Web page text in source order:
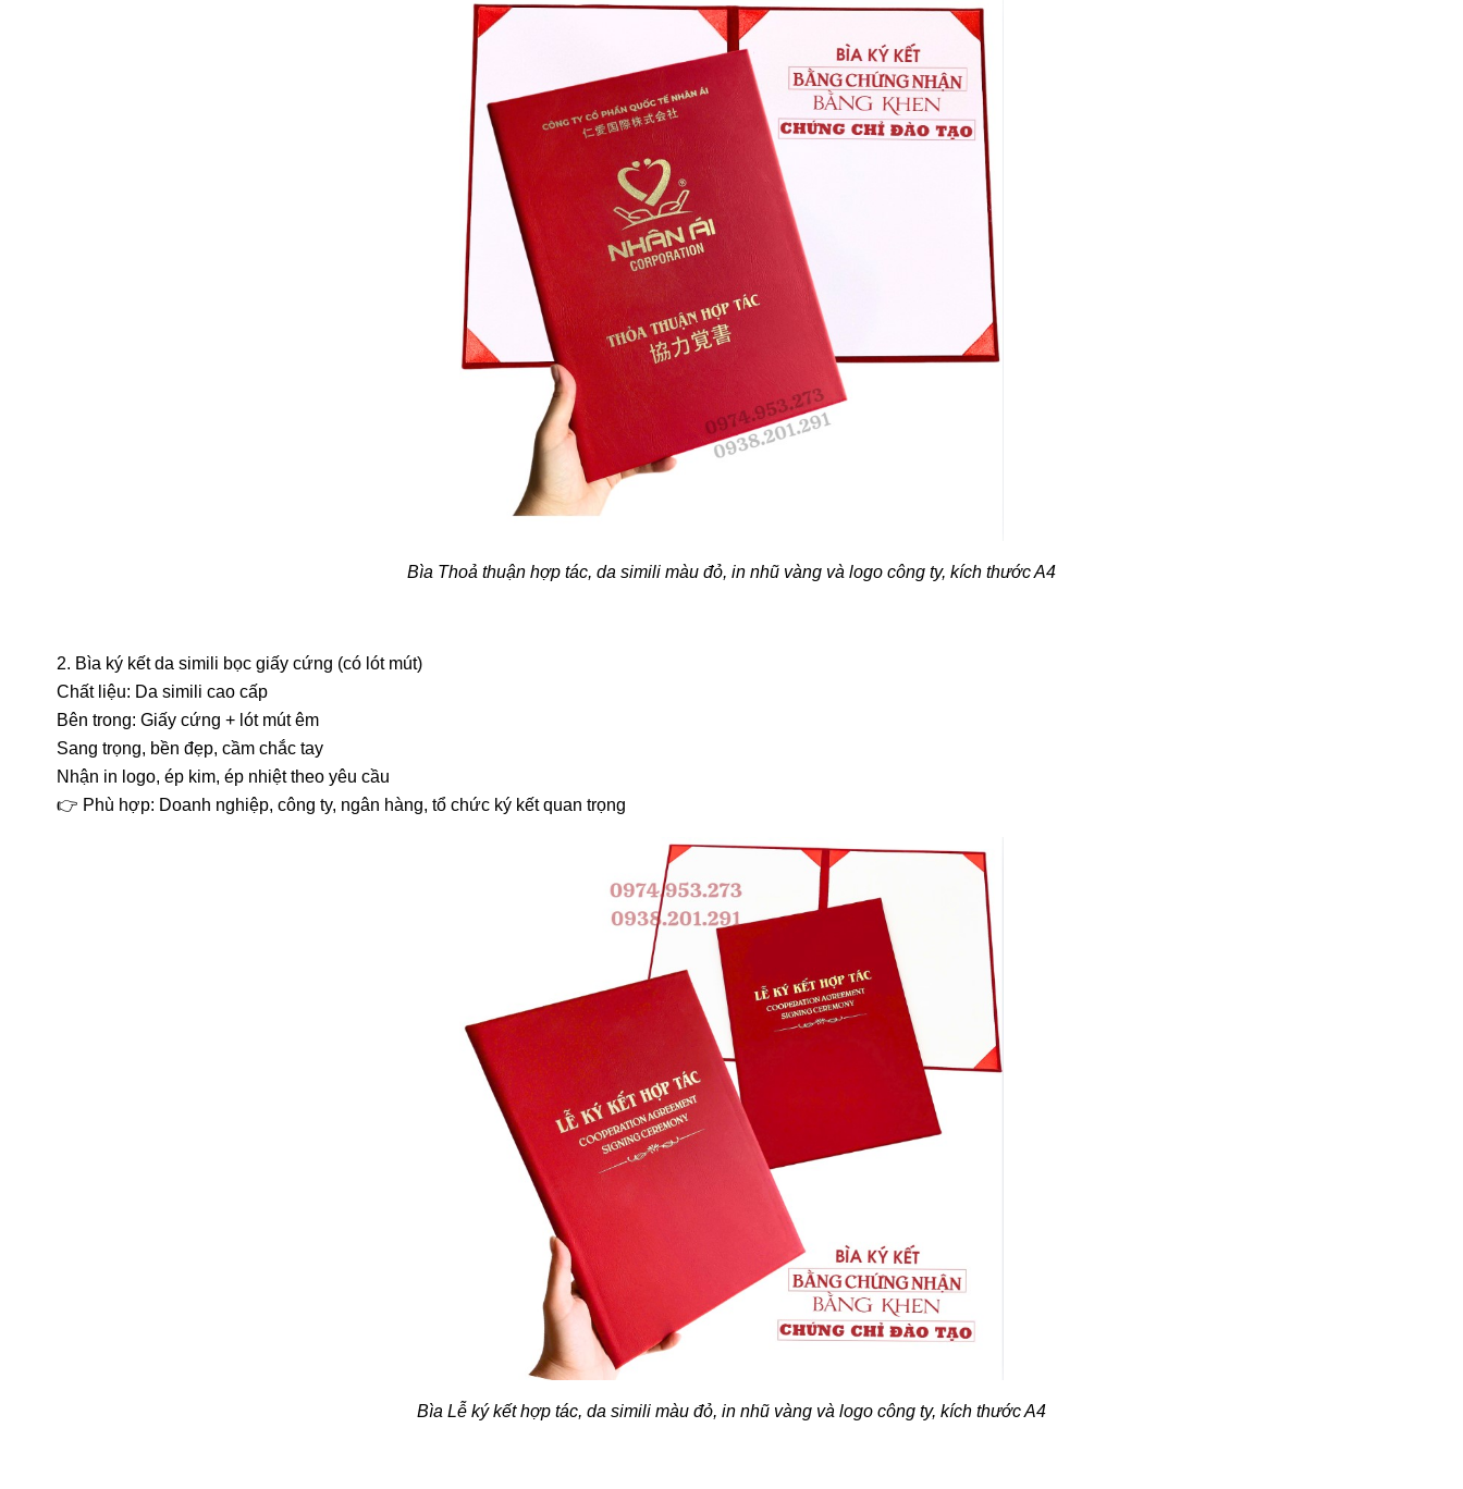
Bìa Thoả thuận hợp tác, da simili màu đỏ, in nhũ vàng và logo công ty, kích thước A4
2. Bìa ký kết da simili bọc giấy cứng (có lót mút)
Chất liệu: Da simili cao cấp
Bên trong: Giấy cứng + lót mút êm
Sang trọng, bền đẹp, cầm chắc tay
Nhận in logo, ép kim, ép nhiệt theo yêu cầu
👉 Phù hợp: Doanh nghiệp, công ty, ngân hàng, tổ chức ký kết quan trọng
Bìa Lễ ký kết hợp tác, da simili màu đỏ, in nhũ vàng và logo công ty, kích thước A4